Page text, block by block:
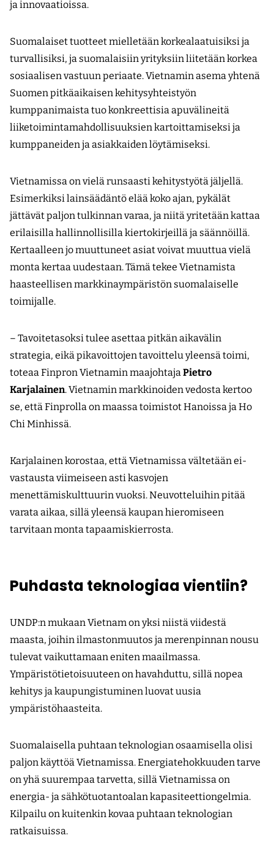
ja innovaatioissa.
Suomalaiset tuotteet mielletään korkealaatuisiksi ja
turvallisiksi, ja suomalaisiin yrityksiin liitetään korkea
sosiaalisen vastuun periaate. Vietnamin asema yhtenä
Suomen pitkäaikaisen kehitysyhteistyön
kumppanimaista tuo konkreettisia apuvälineitä
liiketoimintamahdollisuuksien kartoittamiseksi ja
kumppaneiden ja asiakkaiden löytämiseksi.
Vietnamissa on vielä runsaasti kehitystyötä jäljellä.
Esimerkiksi lainsäädäntö elää koko ajan, pykälät
jättävät paljon tulkinnan varaa, ja niitä yritetään kattaa
erilaisilla hallinnollisilla kiertokirjeillä ja säännöillä.
Kertaalleen jo muuttuneet asiat voivat muuttua vielä
monta kertaa uudestaan. Tämä tekee Vietnamista
haasteellisen markkinaympäristön suomalaiselle
toimijalle.
– Tavoitetasoksi tulee asettaa pitkän aikavälin
strategia, eikä pikavoittojen tavoittelu yleensä toimi,
toteaa Finpron Vietnamin maajohtajaPietro
Karjalainen. Vietnamin markkinoiden vedosta kertoo
se, että Finprolla on maassa toimistot Hanoissa ja Ho
Chi Minhissä.
Karjalainen korostaa, että Vietnamissa vältetään ei-
vastausta viimeiseen asti kasvojen
menettämiskulttuurin vuoksi. Neuvotteluihin pitää
varata aikaa, sillä yleensä kaupan hieromiseen
tarvitaan monta tapaamiskierrosta.
Puhdasta teknologiaa vientiin?
UNDP:n mukaan Vietnam on yksi niistä viidestä
maasta, joihin ilmastonmuutos ja merenpinnan nousu
tulevat vaikuttamaan eniten maailmassa.
Ympäristötietoisuuteen on havahduttu, sillä nopea
kehitys ja kaupungistuminen luovat uusia
ympäristöhaasteita.
Suomalaisella puhtaan teknologian osaamisella olisi
paljon käyttöä Vietnamissa. Energiatehokkuuden tarve
on yhä suurempaa tarvetta, sillä Vietnamissa on
energia- ja sähkötuotantoalan kapasiteettiongelmia.
Kilpailu on kuitenkin kovaa puhtaan teknologian
ratkaisuissa.